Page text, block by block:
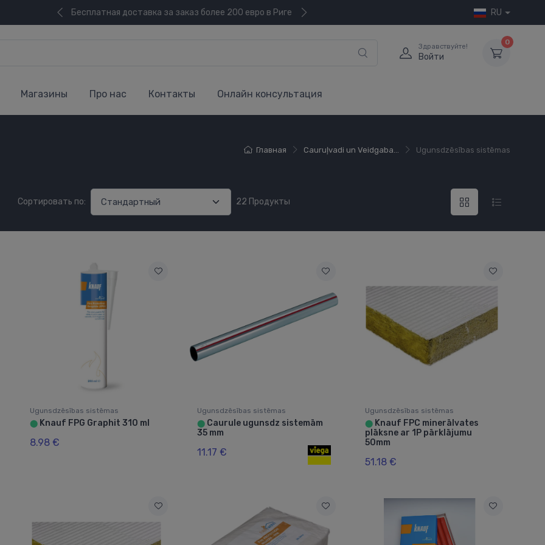
Бесплатная доставка за заказ более 200 евро в Риге RU
Здравствуйте!
Войти
0
Магазины Про нас Контакты Онлайн консультация
Главная Cauruļvadi un Veidgaba... Ugunsdzēsības sistēmas
Сортировать по: 22 Продукты
Ugunsdzēsības sistēmas
⬤ Knauf FPG Graphit 310 ml
8.98 €
Ugunsdzēsības sistēmas
⬤ Caurule ugunsdz sistemām
35 mm
11.17 €
Ugunsdzēsības sistēmas
⬤Knauf FPC minerālvates
plāksne ar 1P pārklājumu
50mm
51.18 €